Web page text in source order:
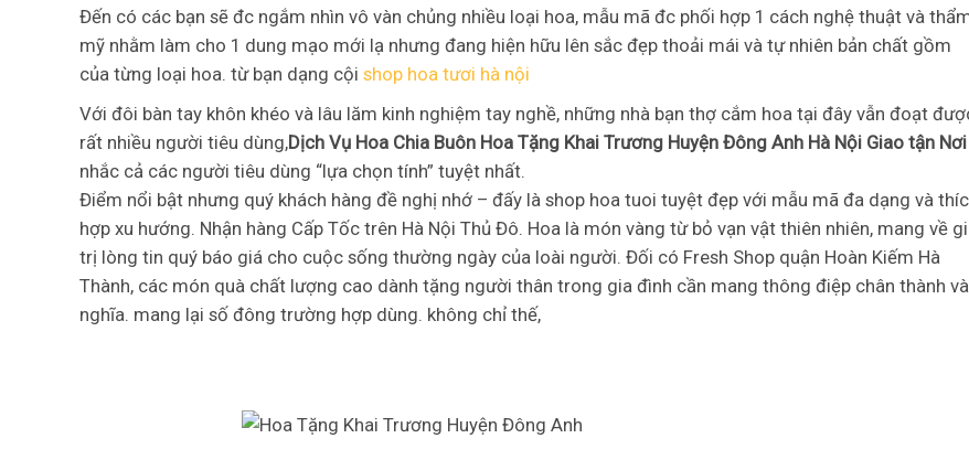
Đến có các bạn sẽ đc ngắm nhìn vô vàn chủng nhiều loại hoa, mẫu mã đc phối hợp 1 cách nghệ thuật và
mỹ nhằm làm cho 1 dung mạo mới lạ nhưng đang hiện hữu lên sắc đẹp thoải mái và tự nhiên bản chất gồm
của từng loại hoa. từ bạn dạng cội shop hoa tươi hà nội
Với đôi bàn tay khôn khéo và lâu lăm kinh nghiệm tay nghề, những nhà bạn thợ cắm hoa tại đây vẫn đoạt
rất nhiều người tiêu dùng,Dịch Vụ Hoa Chia Buôn Hoa Tặng Khai Trương Huyện Đông Anh Hà Nội Giao tận Nơi
nhắc cả các người tiêu dùng “lựa chọn tính” tuyệt nhất.
Điểm nổi bật nhưng quý khách hàng đề nghị nhớ – đấy là shop hoa tuoi tuyệt đẹp với mẫu mã đa dạng và
hợp xu hướng. Nhận hàng Cấp Tốc trên Hà Nội Thủ Đô. Hoa là món vàng từ bỏ vạn vật thiên nhiên, mang về
trị lòng tin quý báo giá cho cuộc sống thường ngày của loài người. Đối có Fresh Shop quận Hoàn Kiếm Hà
Thành, các món quà chất lượng cao dành tặng người thân trong gia đình cần mang thông điệp chân thành
nghĩa. mang lại số đông trường hợp dùng. không chỉ thế,